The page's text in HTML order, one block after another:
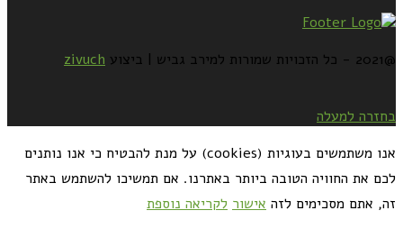
@2021 - כל הזכויות שמורות למירב גביש | ביצוע zivuch
בחזרה למעלה
אנו משתמשים בעוגיות (cookies) על מנת להבטיח כי אנו נותנים
לכם את החוויה הטובה ביותר באתרנו. אם תמשיכו להשתמש באתר
זה, אתם מסכימים לזה אישור לקריאה נוספת